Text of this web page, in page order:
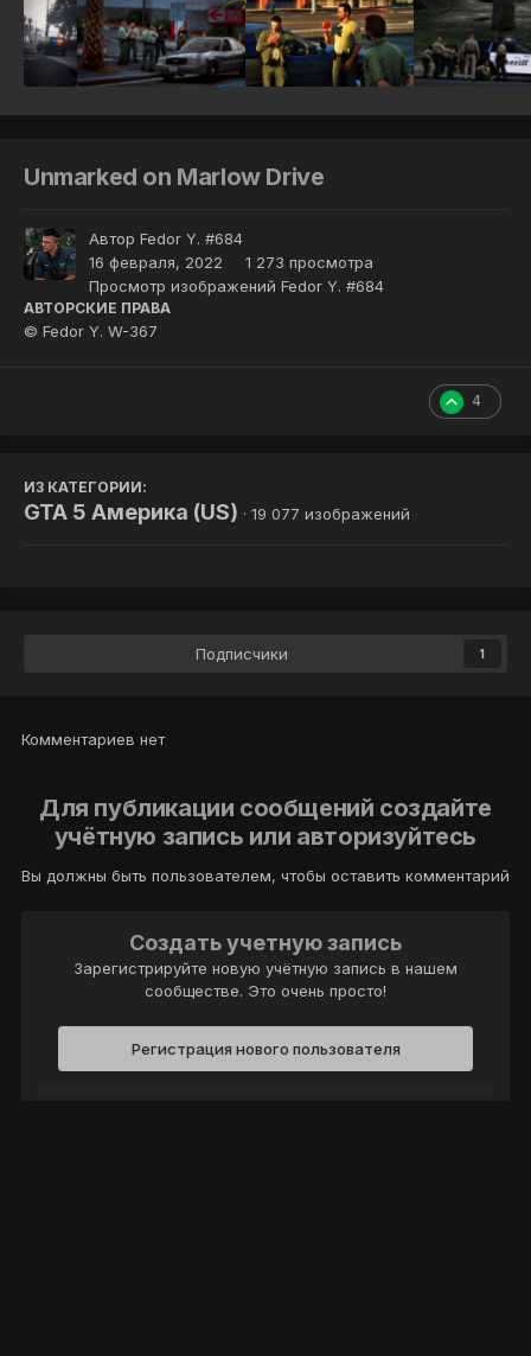
Unmarked on Marlow Drive
Автор Fedor Y. #684
16 февраля, 2022
1 273 просмотра
Просмотр изображений Fedor Y. #684
АВТОРСКИЕ ПРАВА
© Fedor Y. W-367
4
ИЗ КАТЕГОРИИ:
GTA 5 Америка (US) · 19 077 изображений
Подписчики 1
Комментариев нет
Для публикации сообщений создайте
учётную запись или авторизуйтесь
Вы должны быть пользователем, чтобы оставить комментарий
Создать учетную запись
Зарегистрируйте новую учётную запись в нашем
сообществе. Это очень просто!
Регистрация нового пользователя